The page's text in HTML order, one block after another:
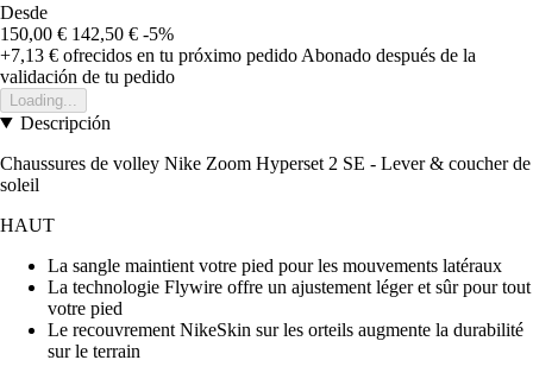
Desde
150,00 € 142,50 € -5%
+7,13 € ofrecidos en tu próximo pedido Abonado después de la
validación de tu pedido
Loading...
Descripción
Chaussures de volley Nike Zoom Hyperset 2 SE - Lever & coucher de
soleil
HAUT
La sangle maintient votre pied pour les mouvements latéraux
La technologie Flywire offre un ajustement léger et sûr pour tout
votre pied
Le recouvrement NikeSkin sur les orteils augmente la durabilité
sur le terrain